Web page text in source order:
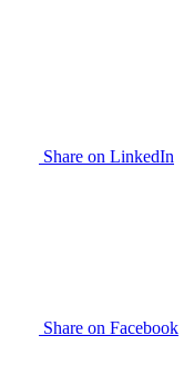
Share on LinkedIn
Share on Facebook